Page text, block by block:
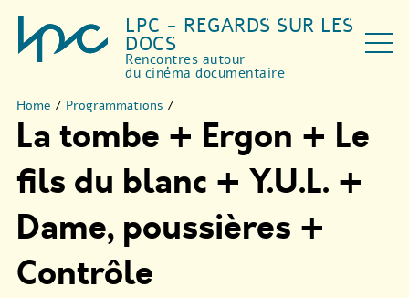
LPC - REGARDS SUR LES
DOCS
Rencontres autour
du cinéma documentaire
Home / Programmations /
La tombe + Ergon + Le
fils du blanc + Y.U.L. +
Dame, poussières +
Contrôle